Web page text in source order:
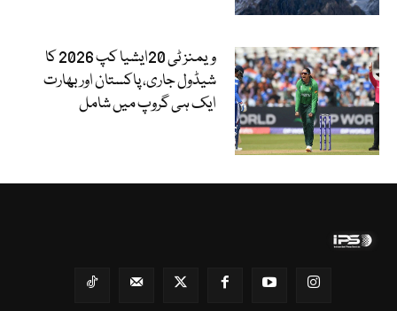
ویمنز ٹی 20ایشیا کپ 2026 کا
شیڈول جاری، پاکستان اور بھارت
ایک ہی گروپ میں شامل